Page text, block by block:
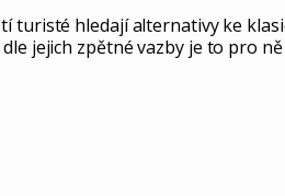
turisté hledají alternativy ke
jejich zpětné vazby je to pro